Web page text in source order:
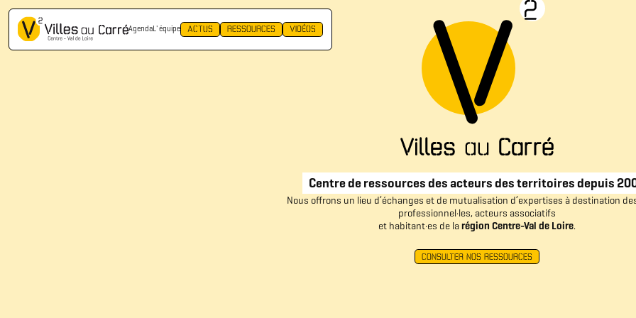
AgendaL' équipe ACTUS RESSOURCES VIDÉOS
Centre de ressources des acteurs des territoires depuis
Nous offrons un lieu d’échanges et de mutualisation d’expertises à destination
professionnel·les, acteurs associatifs
et habitant·es de larégion Centre-Val de Loire.
CONSULTER NOS RESSOURCES